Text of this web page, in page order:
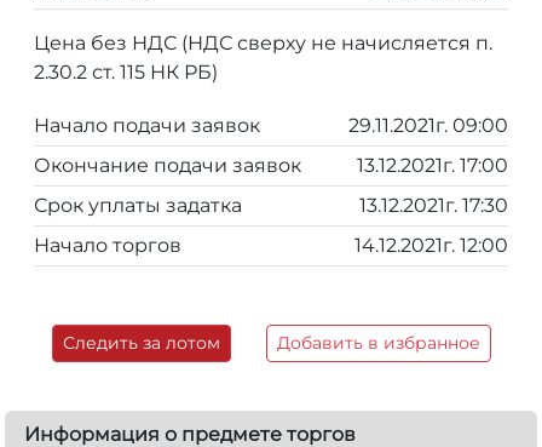
Цена без НДС (НДС сверху не начисляется п.
2.30.2 ст. 115 НК РБ)
Начало подачи заявок
29.11.2021г. 09:00
Окончание подачи заявок
13.12.2021г. 17:00
Срок уплаты задатка
13.12.2021г. 17:30
Начало торгов
14.12.2021г. 12:00
Следить за лотом Добавить в избранное
Информация о предмете торгов